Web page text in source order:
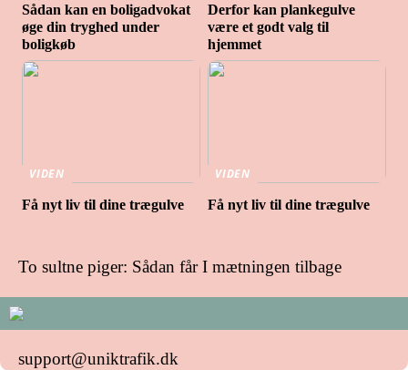
Sådan kan en boligadvokat
øge din tryghed under
boligkøb
Derfor kan plankegulve
være et godt valg til
hjemmet
VIDEN
Få nyt liv til dine trægulve
VIDEN
Få nyt liv til dine trægulve
To sultne piger: Sådan får I mætningen tilbage
support@uniktrafik.dk